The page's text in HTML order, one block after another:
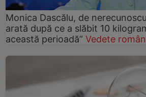
Monica Dascălu, de
arată după ce a slăbit 10
această perioadă” Vedete